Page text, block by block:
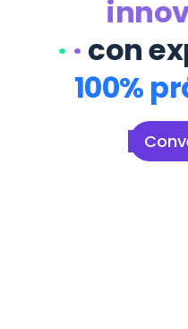
· ·
100%